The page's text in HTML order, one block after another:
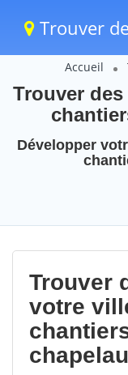
Trouver
Accueil
Trouver
Développer
Trouver
votre